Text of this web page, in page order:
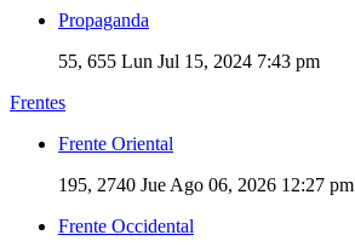
Propaganda
55, 655 Lun Jul 15, 2024 7:43 pm
Frentes
Frente Oriental
195, 2740 Jue Ago 06, 2026 12:27 pm
Frente Occidental